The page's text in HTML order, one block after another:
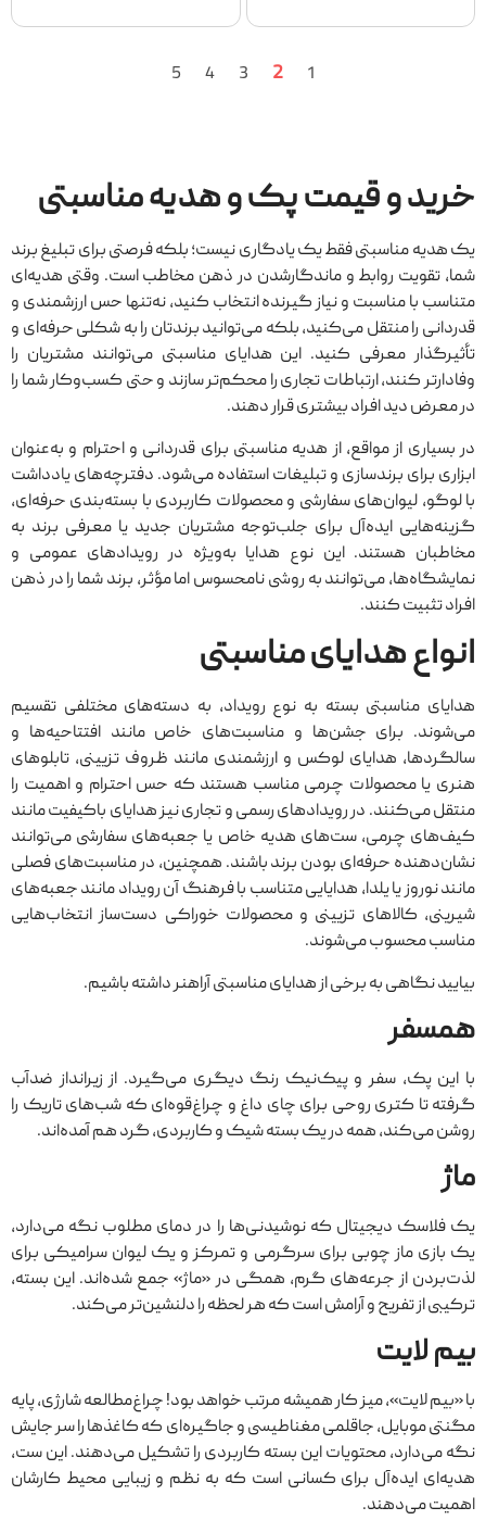
1
2
3
4
5
خرید و قیمت پک و هدیه مناسبتی
یک هدیه مناسبتی فقط یک یادگاری نیست؛ بلکه فرصتی برای تبلیغ برند
شما، تقویت روابط و ماندگارشدن در ذهن مخاطب است. وقتی هدیه‌ای
متناسب با مناسبت و نیاز گیرنده انتخاب کنید، نه‌تنها حس ارزشمندی و
قدردانی را منتقل می‌کنید، بلکه می‌توانید برندتان را به شکلی حرفه‌ای و
تأثیرگذار معرفی کنید. این هدایای مناسبتی می‌توانند مشتریان را
وفادارتر کنند، ارتباطات تجاری را محکم‌تر سازند و حتی کسب‌وکار شما را
در معرض دید افراد بیشتری قرار دهند.
در بسیاری از مواقع، از هدیه مناسبتی برای قدردانی و احترام و به‌عنوان
ابزاری برای برندسازی و تبلیغات استفاده می‌شود. دفترچه‌های یادداشت
با لوگو، لیوان‌های سفارشی و محصولات کاربردی با بسته‌بندی حرفه‌ای،
گزینه‌هایی ایده‌آل برای جلب‌توجه مشتریان جدید یا معرفی برند به
مخاطبان هستند. این نوع هدایا به‌ویژه در رویدادهای عمومی و
نمایشگاه‌ها، می‌توانند به روشی نامحسوس اما مؤثر، برند شما را در ذهن
افراد تثبیت کنند.
انواع هدایای مناسبتی
هدایای مناسبتی بسته به نوع رویداد، به دسته‌های مختلفی تقسیم
می‌شوند. برای جشن‌ها و مناسبت‌های خاص مانند افتتاحیه‌ها و
سالگردها، هدایای لوکس و ارزشمندی مانند ظروف تزیینی، تابلوهای
هنری یا محصولات چرمی مناسب هستند که حس احترام و اهمیت را
منتقل می‌کنند. در رویدادهای رسمی و تجاری نیز هدایای باکیفیت مانند
کیف‌های چرمی، ست‌های هدیه خاص یا جعبه‌های سفارشی می‌توانند
نشان‌دهنده حرفه‌ای بودن برند باشند. همچنین، در مناسبت‌های فصلی
مانند نوروز یا یلدا، هدایایی متناسب با فرهنگ آن رویداد مانند جعبه‌های
شیرینی، کالاهای تزیینی و محصولات خوراکی دست‌ساز انتخاب‌هایی
مناسب محسوب می‌شوند.
بیایید نگاهی به برخی از هدایای مناسبتی آراهنر داشته باشیم.
همسفر
با این پک، سفر و پیک‌نیک رنگ دیگری می‌گیرد. از زیرانداز ضدآب
گرفته تا کتری روحی برای چای داغ و چراغ‌قوه‌ای که شب‌های تاریک را
روشن می‌کند، همه در یک بسته‌ شیک و کاربردی، گرد هم آمده‌اند.
ماژ
یک فلاسک دیجیتال که نوشیدنی‌ها را در دمای مطلوب نگه می‌دارد،
یک بازی ماز چوبی برای سرگرمی و تمرکز و یک لیوان سرامیکی برای
لذت‌بردن از جرعه‌های گرم، همگی در «ماژ» جمع شده‌اند. این بسته‌،
ترکیبی از تفریح و آرامش است که هر لحظه را دلنشین‌تر می‌کند.
بیم لایت
با «بیم لایت»، میز کار همیشه مرتب خواهد بود! چراغ‌مطالعه شارژی، پایه
مگنتی موبایل، جاقلمی مغناطیسی و جاگیره‌ای که کاغذها را سر جایش
نگه می‌دارد، محتویات این بسته کاربردی را تشکیل می‌دهند. این ست،
هدیه‌ای ایده‌آل برای کسانی است که به نظم و زیبایی محیط کارشان
اهمیت می‌دهند.